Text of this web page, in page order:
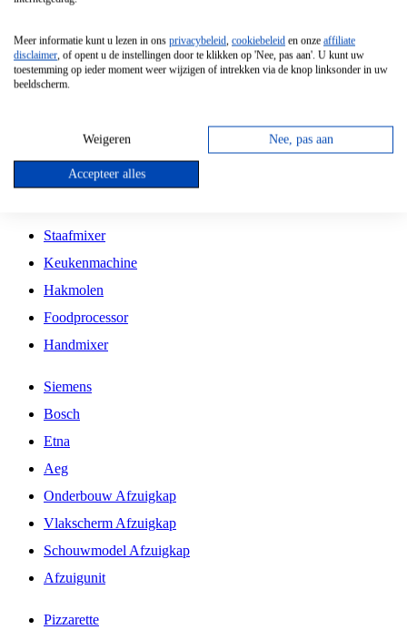
Vrijstaande Magnetron
Vrijstaande Kookplaat
Inbouw Gaskookplaat
Inbouw Keramische Kookplaat
Kookplaat Accessoires
Staafmixer
Keukenmachine
Hakmolen
Foodprocessor
Handmixer
Siemens
Bosch
Etna
Aeg
Onderbouw Afzuigkap
Vlakscherm Afzuigkap
Schouwmodel Afzuigkap
Afzuigunit
Pizzarette
Meer informatie kunt u lezen in ons privacybeleid, cookiebeleid en onze affiliate
disclaimer, of opent u de instellingen door te klikken op 'Nee, pas aan'. U kunt uw
toestemming op ieder moment weer wijzigen of intrekken via de knop linksonder in uw
beeldscherm.
Weigeren Nee, pas aan
Accepteer alles